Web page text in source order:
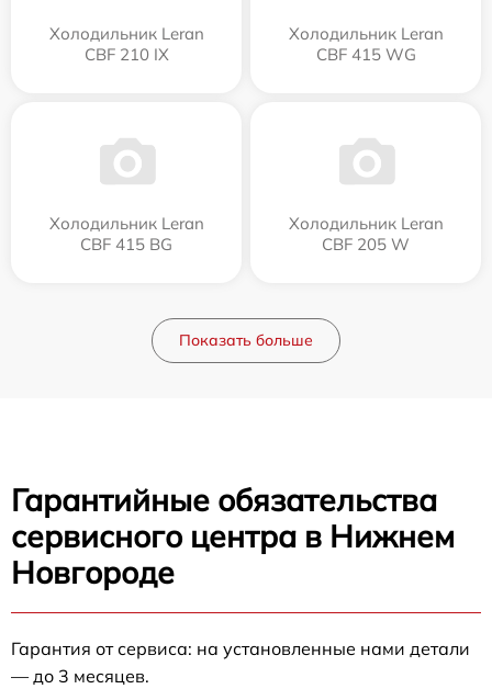
Холодильник Leran
CBF 210 IX
Холодильник Leran
CBF 415 WG
Холодильник Leran
CBF 415 BG
Холодильник Leran
CBF 205 W
Показать больше
Гарантийные обязательства
сервисного центра в Нижнем
Новгороде
Гарантия от сервиса: на установленные нами детали
— до 3 месяцев.